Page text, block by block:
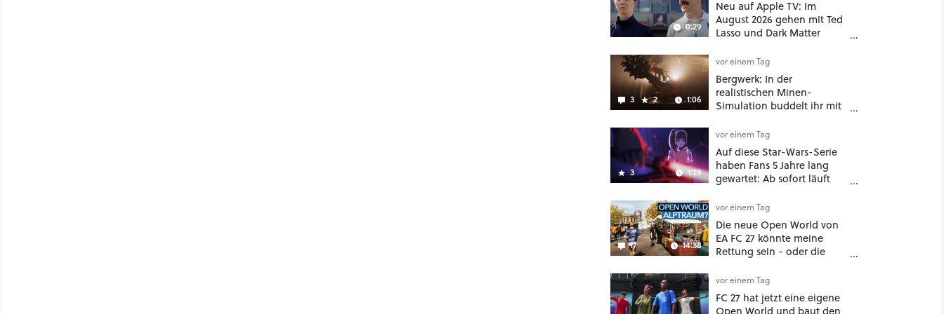
0:29
Neu auf Apple TV: Im
August 2026 gehen mit Ted
Lasso und Dark Matter
Highlights weiter
3 2 1:06
vor einem Tag
Bergwerk: In der
realistischen Minen-
Simulation buddelt ihr mit
möglichst vorsichtig Kohle
aus
3 1:29
vor einem Tag
Auf diese Star-Wars-Serie
haben Fans 5 Jahre lang
gewartet: Ab sofort läuft
Disney Plus
17 14:38
vor einem Tag
Die neue Open World von
EA FC 27 könnte meine
Rettung sein - oder die
vor einem Tag
FC 27 hat jetzt eine eigene